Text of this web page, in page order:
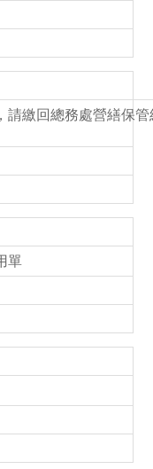
請繳回總務處營繕保管
單